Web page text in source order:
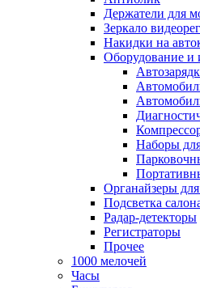
Держатели для
Зеркало
Накидки на
Оборудование и
Наборы
Органайзеры
Подсветка
Радар-детекторы
Регистраторы
Прочее
1000 мелочей
Часы